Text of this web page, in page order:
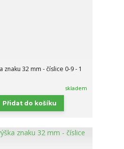
znaku 32 mm - číslice 0-9 - 1
skladem
Přidat do košíku